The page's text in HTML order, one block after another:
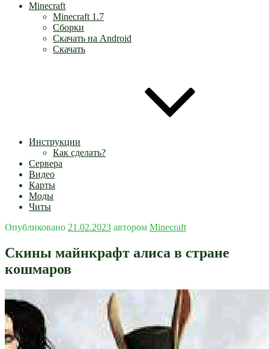
Minecraft
Minecraft 1.7
Сборки
Скачать на Android
Скачать
Инструкции
Как сделать?
Сервера
Видео
Карты
Моды
Читы
Опубликовано 21.02.2023 автором Minecraft
Скины майнкрафт алиса в стране
кошмаров